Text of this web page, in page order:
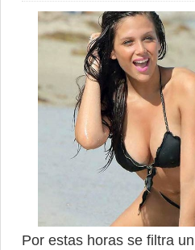
Por estas horas se filtra